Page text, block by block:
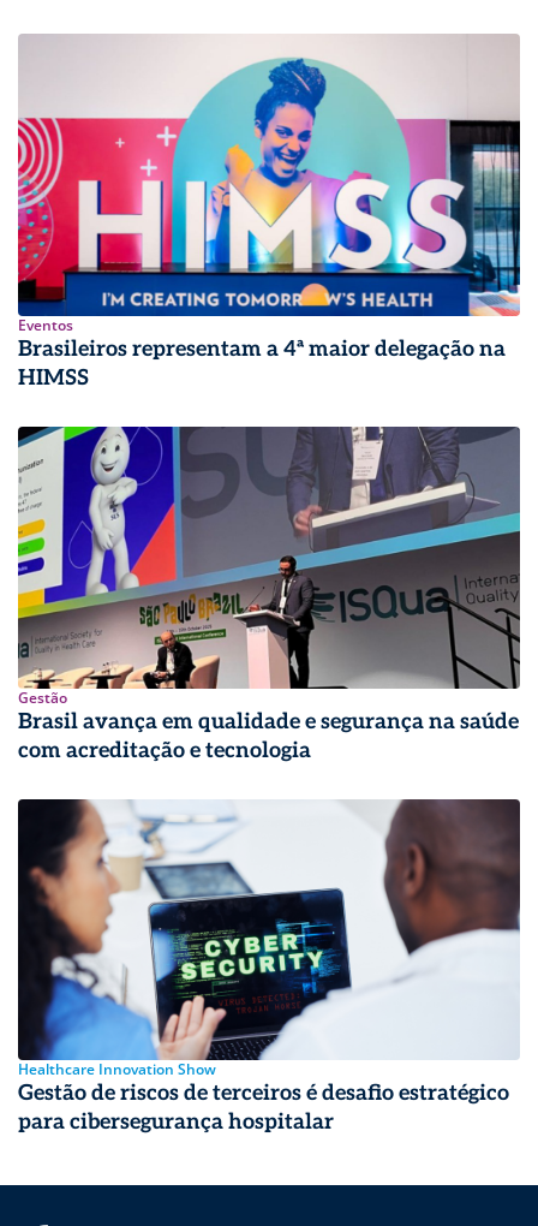
Eventos
Brasileiros representam a 4ª maior delegação na
HIMSS
Gestão
Brasil avança em qualidade e segurança na saúde
com acreditação e tecnologia
Healthcare Innovation Show
Gestão de riscos de terceiros é desafio estratégico
para cibersegurança hospitalar